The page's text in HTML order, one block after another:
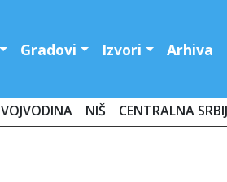
Gradovi Izvori Arhiva
VOJVODINA NIŠ CENTRALNA